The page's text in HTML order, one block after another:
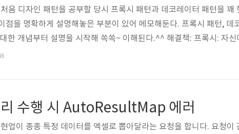
음 디자인 패턴을 공부할 당시 프록시 패턴과 데코레이터 패턴을 꽤
점을 명확하게 설명해놓은 부분이 있어 메모해둔다. 프록시 패턴, 데
한 개념부터 설명을 시작해 쏙쏙~ 이해된다.^^ 해결책: 프록시: 자
위장해서 클라이언트의 요청을 받아준다. 대리자, 대리인과 같은 역
수행 시 AutoResultMap 에러
업이 종종 특정 데이터를 엑셀로 뽑아달라는 요청을 합니다. 요청이